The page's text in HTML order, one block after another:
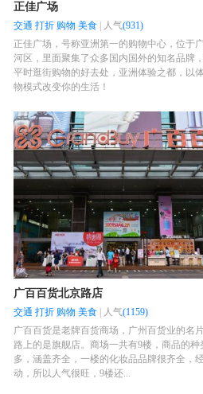
正佳广场
交通 打折 购物 美食 人气(931)
正佳广场，号称亚洲第一的购物中心，位于
河区，里面聚集了众多国内国外的知名品牌
平时逛街购物的好去处，亚洲体验之都，以
物模式改变你的生活！
广百百货北京路店
交通 打折 购物 美食 人气(1159)
广百百货是老牌百货商场，广州百货业的名
路上的是旗舰店。商场一共有9楼，商品的种
多，涵盖齐全，一楼的化妆品品牌很齐全，
动，所以人气很旺，9楼还...